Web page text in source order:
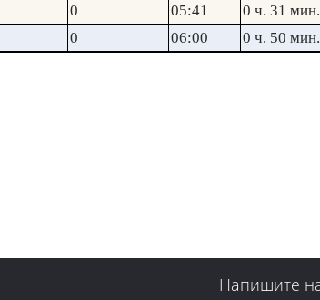
0 05:41
0 ч. 31 мин.
0 06:00 0 ч. 50 мин.
Напишите